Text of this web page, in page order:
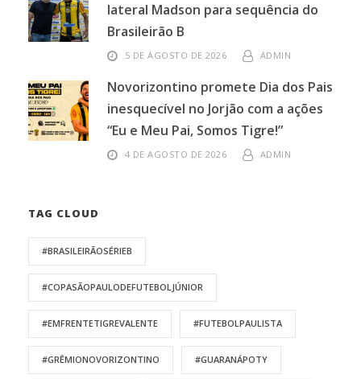
lateral Madson para sequência do
Brasileirão B
5 DE AGOSTO DE 2026 ADMIN
Novorizontino promete Dia dos Pais
inesquecível no Jorjão com a ações
“Eu e Meu Pai, Somos Tigre!”
4 DE AGOSTO DE 2026 ADMIN
TAG CLOUD
#BRASILEIRÃOSÉRIEB
#COPASÃOPAULODEFUTEBOLJÚNIOR
#EMFRENTETIGREVALENTE #FUTEBOLPAULISTA
#GRÊMIONOVORIZONTINO #GUARANÁPOTY